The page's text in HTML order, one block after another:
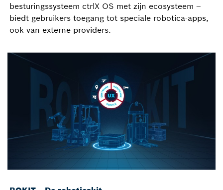
besturingssysteem ctrlX OS met zijn ecosysteem –
biedt gebruikers toegang tot speciale robotica-apps,
ook van externe providers.